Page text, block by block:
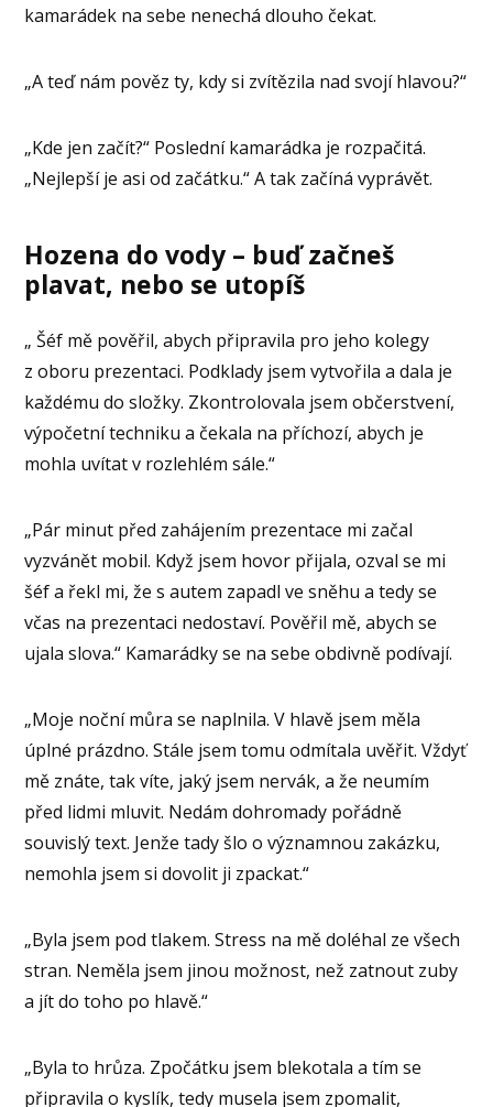
kamarádek na sebe nenechá dlouho čekat.
„A teď nám pověz ty, kdy si zvítězila nad svojí hlavou?“
„Kde jen začít?“ Poslední kamarádka je rozpačitá.
„Nejlepší je asi od začátku.“ A tak začíná vyprávět.
Hozena do vody – buď začneš
plavat, nebo se utopíš
„ Šéf mě pověřil, abych připravila pro jeho kolegy
z oboru prezentaci. Podklady jsem vytvořila a dala je
každému do složky. Zkontrolovala jsem občerstvení,
výpočetní techniku a čekala na příchozí, abych je
mohla uvítat v rozlehlém sále.“
„Pár minut před zahájením prezentace mi začal
vyzvánět mobil. Když jsem hovor přijala, ozval se mi
šéf a řekl mi, že s autem zapadl ve sněhu a tedy se
včas na prezentaci nedostaví. Pověřil mě, abych se
ujala slova.“ Kamarádky se na sebe obdivně podívají.
„Moje noční můra se naplnila. V hlavě jsem měla
úplné prázdno. Stále jsem tomu odmítala uvěřit. Vždyť
mě znáte, tak víte, jaký jsem nervák, a že neumím
před lidmi mluvit. Nedám dohromady pořádně
souvislý text. Jenže tady šlo o významnou zakázku,
nemohla jsem si dovolit ji zpackat.“
„Byla jsem pod tlakem. Stress na mě doléhal ze všech
stran. Neměla jsem jinou možnost, než zatnout zuby
a jít do toho po hlavě.“
„Byla to hrůza. Zpočátku jsem blekotala a tím se
připravila o kyslík, tedy musela jsem zpomalit,